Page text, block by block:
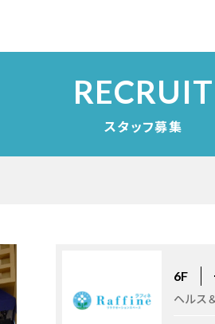
RECRUIT
スタッフ募集
6F
ヘルス